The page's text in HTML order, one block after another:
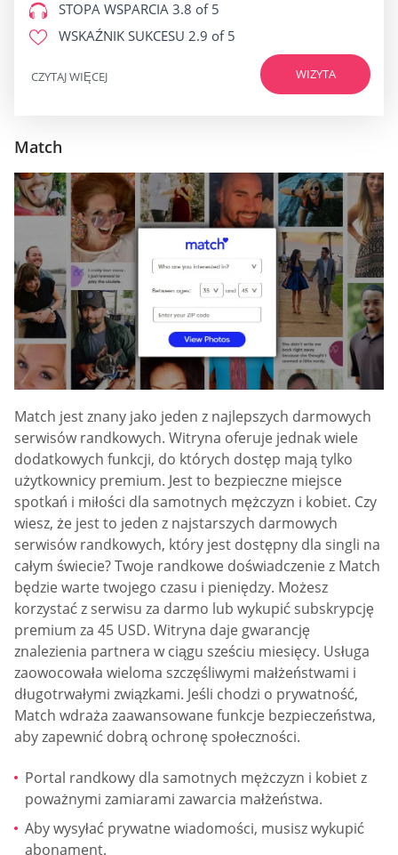
STOPA WSPARCIA 3.8 of 5
WSKAŹNIK SUKCESU 2.9 of 5
WIZYTA
CZYTAJ WIĘCEJ
Match
Match jest znany jako jeden z najlepszych darmowych
serwisów randkowych. Witryna oferuje jednak wiele
dodatkowych funkcji, do których dostęp mają tylko
użytkownicy premium. Jest to bezpieczne miejsce
spotkań i miłości dla samotnych mężczyzn i kobiet. Czy
wiesz, że jest to jeden z najstarszych darmowych
serwisów randkowych, który jest dostępny dla singli na
całym świecie? Twoje randkowe doświadczenie z Match
będzie warte twojego czasu i pieniędzy. Możesz
korzystać z serwisu za darmo lub wykupić subskrypcję
premium za 45 USD. Witryna daje gwarancję
znalezienia partnera w ciągu sześciu miesięcy. Usługa
zaowocowała wieloma szczęśliwymi małżeństwami i
długotrwałymi związkami. Jeśli chodzi o prywatność,
Match wdraża zaawansowane funkcje bezpieczeństwa,
aby zapewnić dobrą ochronę społeczności.
Portal randkowy dla samotnych mężczyzn i kobiet z
poważnymi zamiarami zawarcia małżeństwa.
Aby wysyłać prywatne wiadomości, musisz wykupić
abonament.